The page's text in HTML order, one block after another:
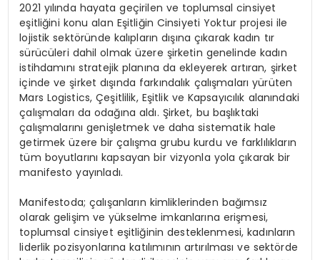
2021 yılında hayata geçirilen ve toplumsal cinsiyet
eşitliğini konu alan Eşitliğin Cinsiyeti Yoktur projesi ile
lojistik sektöründe kalıpların dışına çıkarak kadın tır
sürücüleri dahil olmak üzere şirketin genelinde kadın
istihdamını stratejik planına da ekleyerek artıran, şirket
içinde ve şirket dışında farkındalık çalışmaları yürüten
Mars Logistics, Çeşitlilik, Eşitlik ve Kapsayıcılık alanındaki
çalışmaları da odağına aldı. Şirket, bu başlıktaki
çalışmalarını genişletmek ve daha sistematik hale
getirmek üzere bir çalışma grubu kurdu ve farklılıkların
tüm boyutlarını kapsayan bir vizyonla yola çıkarak bir
manifesto yayınladı.
Manifestoda; çalışanların kimliklerinden bağımsız
olarak gelişim ve yükselme imkanlarına erişmesi,
toplumsal cinsiyet eşitliğinin desteklenmesi, kadınların
liderlik pozisyonlarına katılımının artırılması ve sektörde